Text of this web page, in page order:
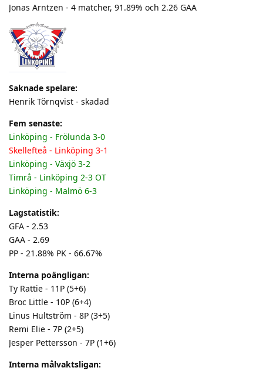
Jonas Arntzen - 4 matcher, 91.89% och 2.26 GAA
Saknade spelare:
Henrik Törnqvist - skadad
Fem senaste:
Linköping - Frölunda 3-0
Skellefteå - Linköping 3-1
Linköping - Växjö 3-2
Timrå - Linköping 2-3 OT
Linköping - Malmö 6-3
Lagstatistik:
GFA - 2.53
GAA - 2.69
PP - 21.88% PK - 66.67%
Interna poängligan:
Ty Rattie - 11P (5+6)
Broc Little - 10P (6+4)
Linus Hultström - 8P (3+5)
Remi Elie - 7P (2+5)
Jesper Pettersson - 7P (1+6)
Interna målvaktsligan: